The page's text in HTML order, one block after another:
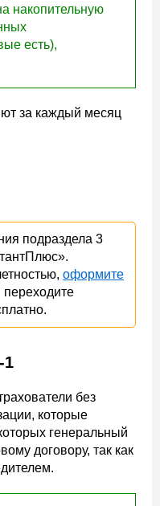
накопительную
есть),
за каждый месяц
подраздела 3
оформите
переходите
1
без
которые
генеральный
договору, так как